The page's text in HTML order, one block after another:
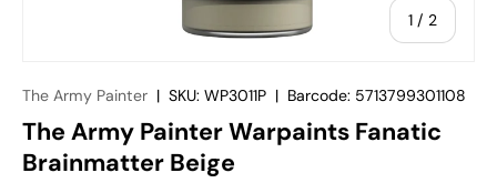
1 / von
2
The Army Painter | SKU: WP3011P | Barcode: 5713799301108
The Army Painter Warpaints Fanatic
Brainmatter Beige